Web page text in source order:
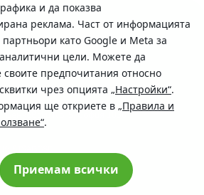
и да показва
реклама. Част от информацията
партньори като Google и Meta за
цели. Можете да
своите предпочитания относно
чрез опцията „Настройки“.
ще откриете в „Правила и
.
Приемам всички
Бенковски No. 5, София 1036
STSABGSF